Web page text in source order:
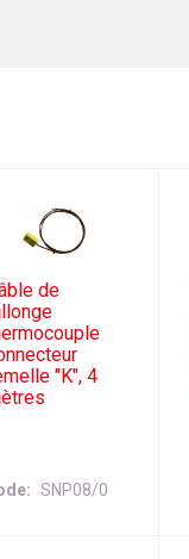
de
"K", 4
SNP08/0